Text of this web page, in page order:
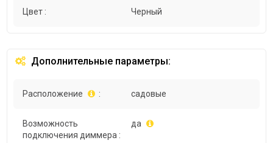
Цвет : Черный
Дополнительные параметры:
Расположение : садовые
Возможность
подключения диммера :
да